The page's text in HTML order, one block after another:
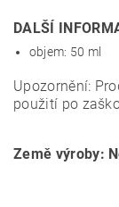
DALŠÍ
objem: 50 ml
Upozornění:
použití po
Země výroby: